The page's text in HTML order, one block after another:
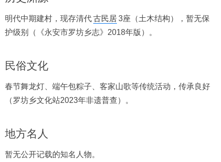
明代中期建村，现存清代古民居3座（土木结构），暂无保
护级别（《永安市罗坊乡志》2018年版）。
民俗文化
春节舞龙灯、端午包粽子、客家山歌等传统活动，传承良好
（罗坊乡文化站2023年非遗普查）。
地方名人
暂无公开记载的知名人物。